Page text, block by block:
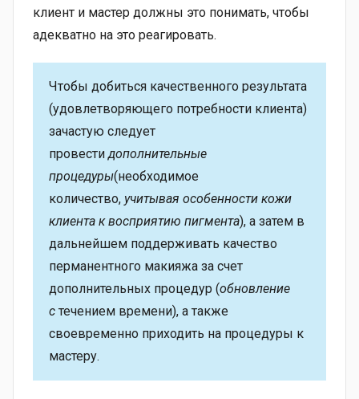
клиент и мастер должны это понимать, чтобы
адекватно на это реагировать.
Чтобы добиться качественного результата
(удовлетворяющего потребности клиента)
зачастую следует
провестидополнительные
процедуры(необходимое
количество, учитывая особенности кожи
клиента к восприятию пигмента), а затем в
дальнейшем поддерживать качество
перманентного макияжа за счет
дополнительных процедур (обновление
с течением времени), а также
своевременно приходить на процедуры к
мастеру.